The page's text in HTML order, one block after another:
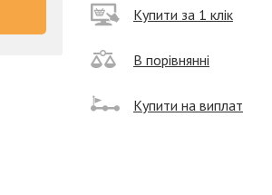
Купити за 1 клік
В порівнянні
Купити на виплат